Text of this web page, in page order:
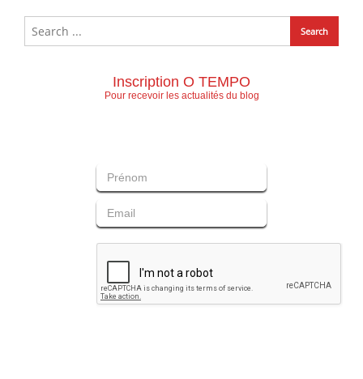
Inscription O TEMPO
Pour recevoir les actualités du blog